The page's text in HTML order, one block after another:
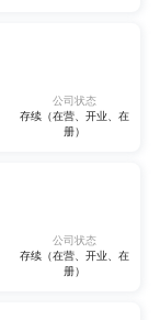
公司状态
存续（在营、开业、在
册）
公司状态
存续（在营、开业、在
册）